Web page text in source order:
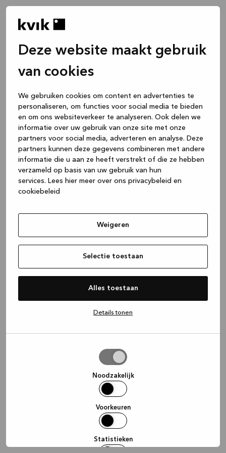
Deze website maakt gebruik
van cookies
We gebruiken cookies om content en advertenties te
personaliseren, om functies voor social media te bieden
en om ons websiteverkeer te analyseren. Ook delen we
informatie over uw gebruik van onze site met onze
partners voor social media, adverteren en analyse. Deze
partners kunnen deze gegevens combineren met andere
informatie die u aan ze heeft verstrekt of die ze hebben
verzameld op basis van uw gebruik van hun
services. Lees hier meer over ons privacybeleid en
cookiebeleid
Weigeren
Selectie toestaan
Alles toestaan
Details tonen
Noodzakelijk
Voorkeuren
Statistieken
(see the browser console for more
information).